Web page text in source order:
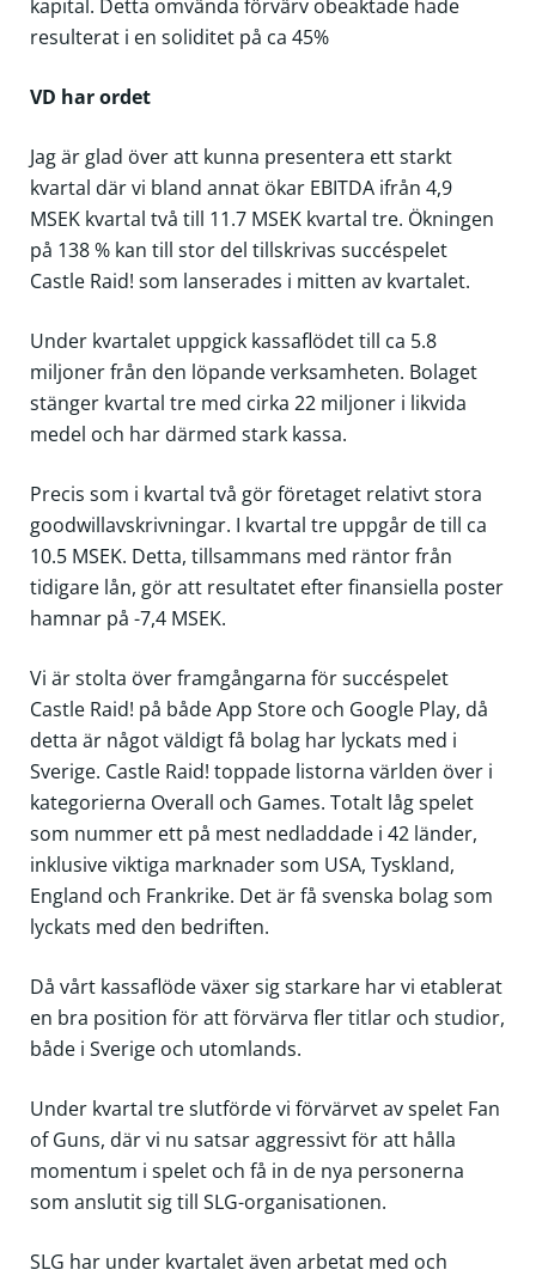
kapital. Detta omvända förvärv obeaktade hade
resulterat i en soliditet på ca 45%
VD har ordet
Jag är glad över att kunna presentera ett starkt
kvartal där vi bland annat ökar EBITDA ifrån 4,9
MSEK kvartal två till 11.7 MSEK kvartal tre. Ökningen
på 138 % kan till stor del tillskrivas succéspelet
Castle Raid! som lanserades i mitten av kvartalet.
Under kvartalet uppgick kassaflödet till ca 5.8
miljoner från den löpande verksamheten. Bolaget
stänger kvartal tre med cirka 22 miljoner i likvida
medel och har därmed stark kassa.
Precis som i kvartal två gör företaget relativt stora
goodwillavskrivningar. I kvartal tre uppgår de till ca
10.5 MSEK. Detta, tillsammans med räntor från
tidigare lån, gör att resultatet efter finansiella poster
hamnar på -7,4 MSEK.
Vi är stolta över framgångarna för succéspelet
Castle Raid! på både App Store och Google Play, då
detta är något väldigt få bolag har lyckats med i
Sverige. Castle Raid! toppade listorna världen över i
kategorierna Overall och Games. Totalt låg spelet
som nummer ett på mest nedladdade i 42 länder,
inklusive viktiga marknader som USA, Tyskland,
England och Frankrike. Det är få svenska bolag som
lyckats med den bedriften.
Då vårt kassaflöde växer sig starkare har vi etablerat
en bra position för att förvärva fler titlar och studior,
både i Sverige och utomlands.
Under kvartal tre slutförde vi förvärvet av spelet Fan
of Guns, där vi nu satsar aggressivt för att hålla
momentum i spelet och få in de nya personerna
som anslutit sig till SLG-organisationen.
SLG har under kvartalet även arbetat med och